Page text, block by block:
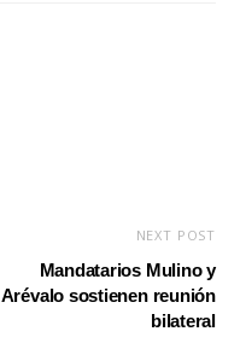
NEXT POST
Mandatarios Mulino y
Arévalo sostienen reunión
bilateral